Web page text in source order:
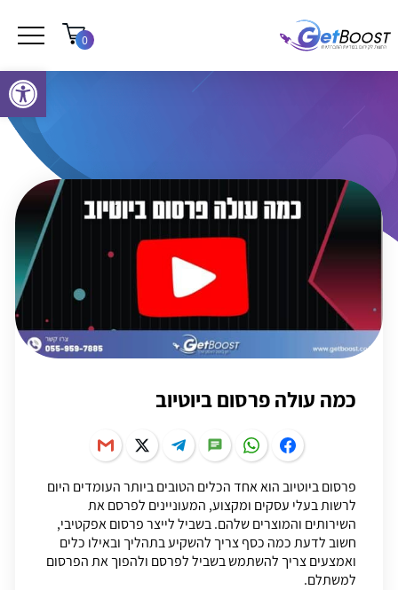
0
כמה עולה פרסום ביוטיוב
פרסום ביוטיוב הוא אחד הכלים הטובים ביותר העומדים היום
לרשות בעלי עסקים ומקצוע, המעוניינים לפרסם את
השירותים והמוצרים שלהם. בשביל לייצר פרסום אפקטיבי,
חשוב לדעת כמה כסף צריך להשקיע בתהליך ובאילו כלים
ואמצעים צריך להשתמש בשביל לפרסם ולהפוך את הפרסום
למשתלם.
פתח סרגל נגישות